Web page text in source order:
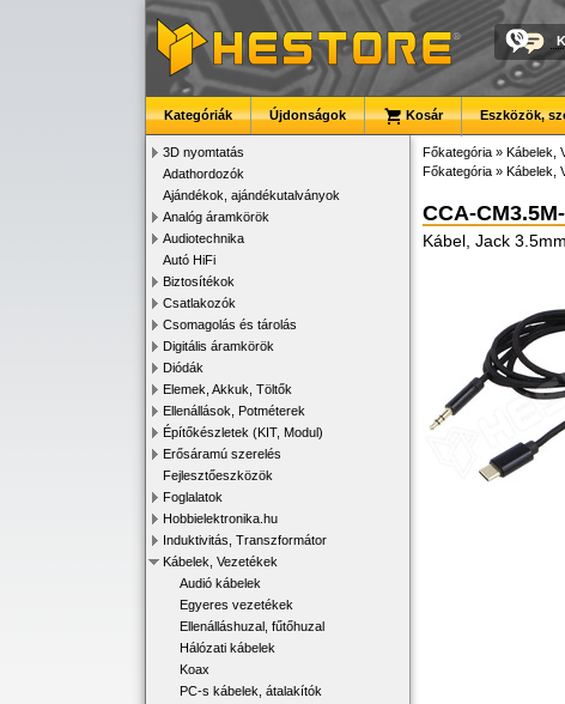
Kategóriák Újdonságok Kosár Eszközök,
3D nyomtatás
Adathordozók
Ajándékok, ajándékutalványok
Analóg áramkörök
Audiotechnika
Autó HiFi
Biztosítékok
Csatlakozók
Csomagolás és tárolás
Digitális áramkörök
Diódák
Elemek, Akkuk, Töltők
Ellenállások, Potméterek
Építőkészletek (KIT, Modul)
Erősáramú szerelés
Fejlesztőeszközök
Foglalatok
Hobbielektronika.hu
Induktivitás, Transzformátor
Kábelek, Vezetékek
Audió kábelek
Egyeres vezetékek
Ellenálláshuzal, fűtőhuzal
Hálózati kábelek
Koax
PC-s kábelek, átalakítók
Főkategória » Kábelek,
Főkategória » Kábelek,
CCA-
Kábel, Jack